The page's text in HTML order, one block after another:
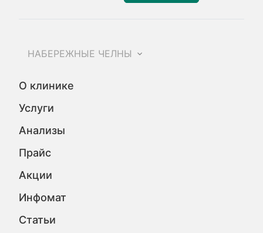
НАБЕРЕЖНЫЕ ЧЕЛНЫ
О клинике
Услуги
Анализы
Прайс
Акции
Инфомат
Статьи